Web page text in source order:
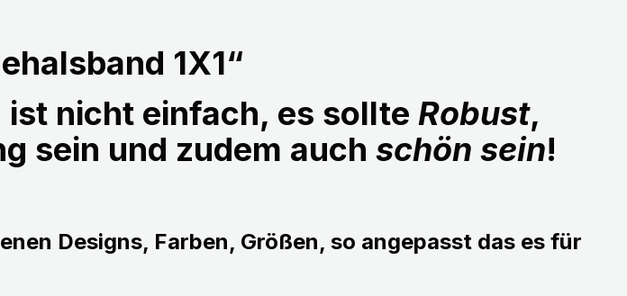
1X1“
nicht einfach, es sollte Robust,
sein und zudem auch schön sein!
Designs, Farben, Größen, so angepasst das es für